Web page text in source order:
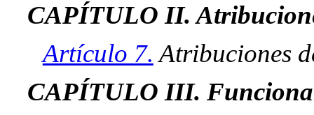
CAPÍTULO II.
Artículo 7. Atribuciones
CAPÍTULO III.